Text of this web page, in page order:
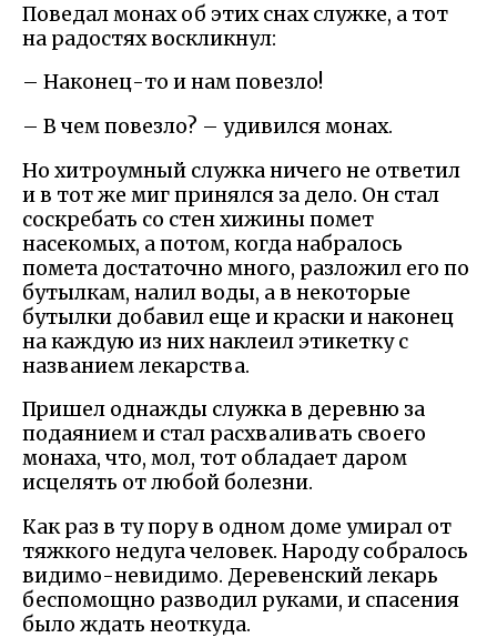
Поведал монах об этих снах служке, а тот
на радостях воскликнул:
– Наконец-то и нам повезло!
– В чем повезло? – удивился монах.
Но хитроумный служка ничего не ответил
и в тот же миг принялся за дело. Он стал
соскребать со стен хижины помет
насекомых, а потом, когда набралось
помета достаточно много, разложил его по
бутылкам, налил воды, а в некоторые
бутылки добавил еще и краски и наконец
на каждую из них наклеил этикетку с
названием лекарства.
Пришел однажды служка в деревню за
подаянием и стал расхваливать своего
монаха, что, мол, тот обладает даром
исцелять от любой болезни.
Как раз в ту пору в одном доме умирал от
тяжкого недуга человек. Народу собралось
видимо-невидимо. Деревенский лекарь
беспомощно разводил руками, и спасения
было ждать неоткуда.